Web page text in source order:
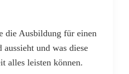
die Ausbildung für einen
und was diese
alles leisten können.